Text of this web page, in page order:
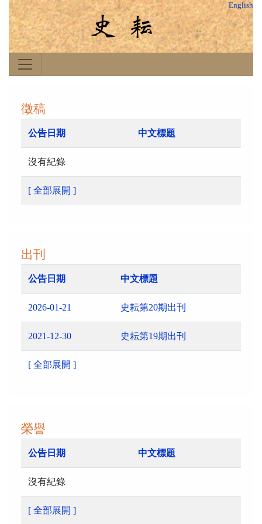
English
徵稿
公告日期 中文標題
沒有紀錄
[ 全部展開 ]
出刊
公告日期 中文標題
2026-01-21 史耘第20期出刊
2021-12-30 史耘第19期出刊
[ 全部展開 ]
榮譽
公告日期 中文標題
沒有紀錄
[ 全部展開 ]